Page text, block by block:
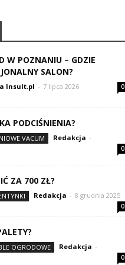
W POZNANIU – GDZIE
SALON?
Insult.pl - 7 lipca 2026 0
PODCIŚNIENIA?
VACUM Redakcja -
0
ZA 700 ZŁ?
Redakcja - 8 grudnia 2025
0
OGRODOWE Redakcja -
0